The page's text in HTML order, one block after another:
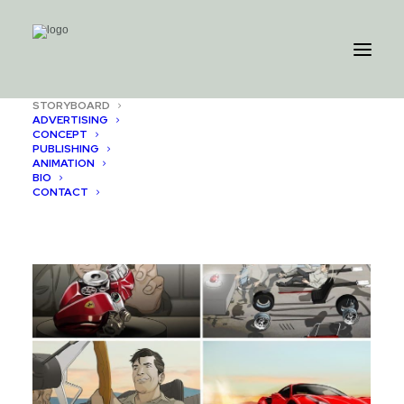
STORYBOARD
ADVERTISING
CONCEPT
PUBLISHING
ANIMATION
BIO
CONTACT
Selected storyboard and animatic works.